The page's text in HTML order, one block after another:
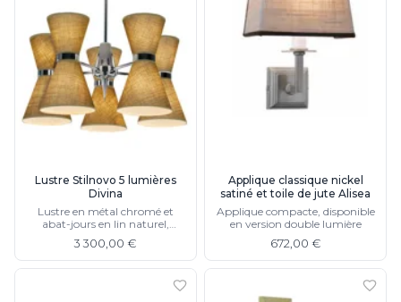
Lustre Stilnovo 5 lumières
Divina
Lustre en métal chromé et
abat-jours en lin naturel,
3 300,00 €
Applique classique nickel
satiné et toile de jute Alisea
Applique compacte, disponible
en version double lumière
672,00 €